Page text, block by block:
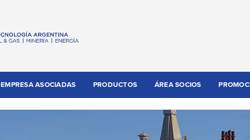
EMPRESA ASOCIADAS PRODUCTOS ÁREA SOCIOS